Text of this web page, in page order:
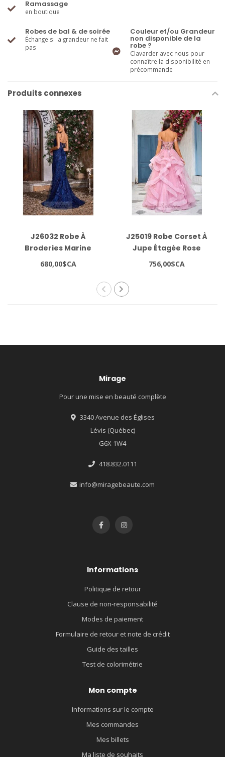
Ramassage
en boutique
Robes de bal & de soirée
Échange si la grandeur ne fait
pas
Couleur et/ou Grandeur
non disponible de la
robe ?
Clavarder avec nous pour
connaître la disponibilité en
précommande
Produits connexes
J26032 Robe À
Broderies Marine
680,00$CA
J25019 Robe Corset À
Jupe Étagée Rose
756,00$CA
Mirage
Pour une mise en beauté complète
3340 Avenue des Églises
Lévis (Québec)
G6X 1W4
418.832.0111
info@miragebeaute.com
Informations
Politique de retour
Clause de non-responsabilité
Modes de paiement
Formulaire de retour et note de crédit
Guide des tailles
Test de colorimétrie
Mon compte
Informations sur le compte
Mes commandes
Mes billets
Ma liste de souhaits